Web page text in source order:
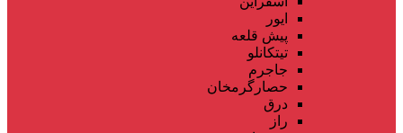
ایور
پیش قلعه
تیتکانلو
جاجرم
حصارگرمخان
درق
راز